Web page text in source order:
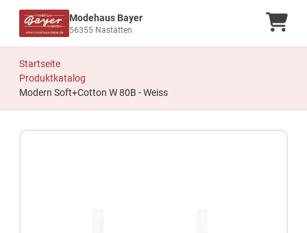
Modehaus Bayer
56355 Nastätten
Startseite
Produktkatalog
Modern Soft+Cotton W 80B - Weiss